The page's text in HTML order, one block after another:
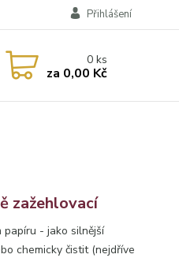
Přihlášení
0ks
za 0,00 Kč
zažehlovací
papíru - jako silnější
chemicky čistit (nejdříve